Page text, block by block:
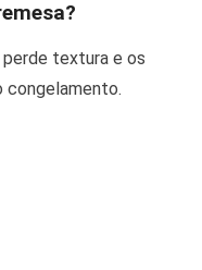
perde textura e os
congelamento.